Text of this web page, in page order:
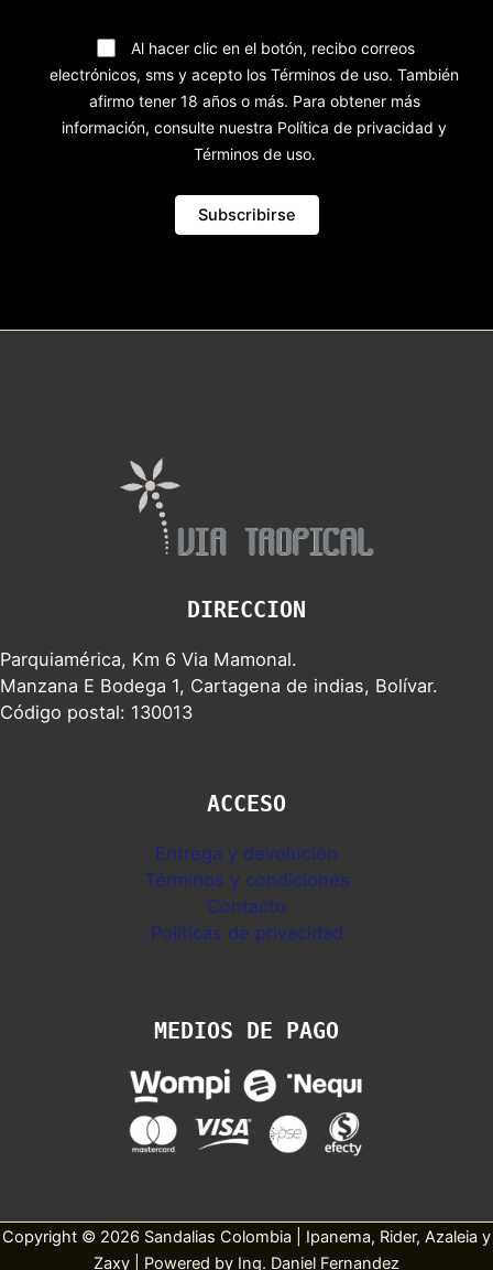
Al hacer clic en el botón, recibo correos
electrónicos, sms y acepto los Términos de uso. También
afirmo tener 18 años o más. Para obtener más
información, consulte nuestra Política de privacidad y
Términos de uso.
DIRECCION
Parquiamérica, Km 6 Via Mamonal.
Manzana E Bodega 1, Cartagena de indias, Bolívar.
Código postal: 130013
ACCESO
Entrega y devolución
Términos y condiciones
Contacto
Politicas de privacidad
MEDIOS DE PAGO
Copyright © 2026 Sandalias Colombia | Ipanema, Rider, Azaleia y
Zaxy | Powered by Ing. Daniel Fernandez